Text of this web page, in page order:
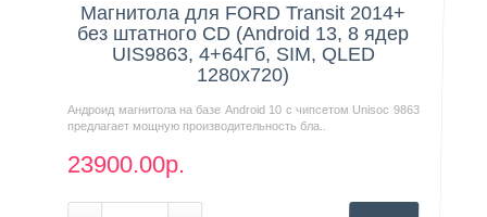
Магнитола для FORD Transit 2014+
без штатного CD (Android 13, 8 ядер
UIS9863, 4+64Гб, SIM, QLED
1280x720)
Андроид магнитола на базе Android 10 с чипсетом Unisoc 9863
предлагает мощную производительность бла..
23900.00р.